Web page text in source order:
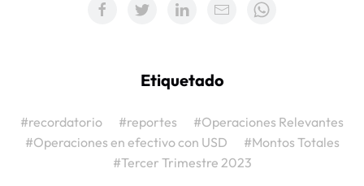
Etiquetado
#recordatorio #reportes
#Operaciones Relevantes
#Operaciones en efectivo con USD
#Montos Totales
#Tercer Trimestre 2023